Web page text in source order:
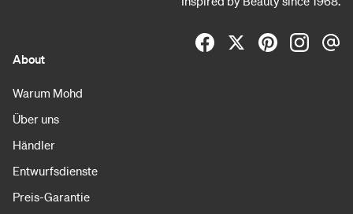
About
Warum Mohd
Über uns
Händler
Entwurfsdienste
Preis-Garantie